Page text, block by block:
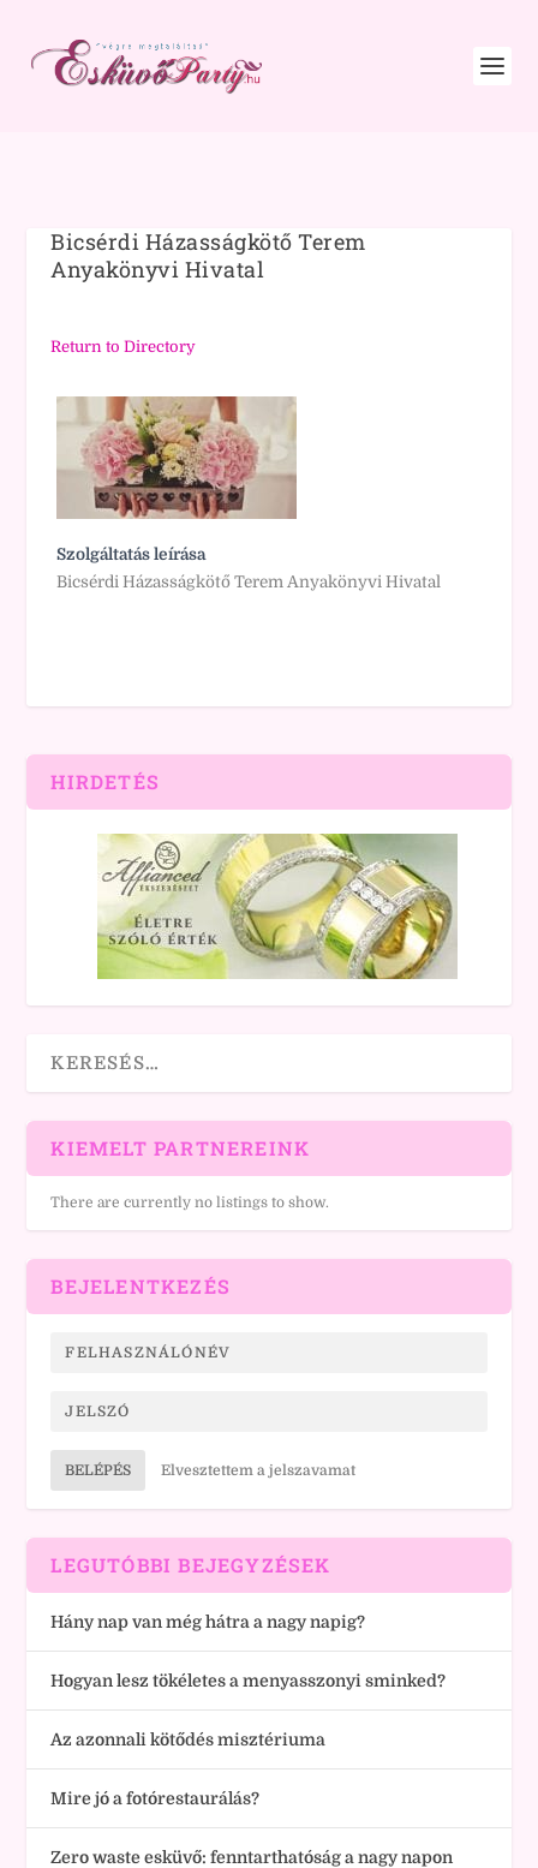
Bicsérdi Házasságkötő Terem
Anyakönyvi Hivatal
Return to Directory
Szolgáltatás leírása
Bicsérdi Házasságkötő Terem Anyakönyvi Hivatal
HIRDETÉS
KIEMELT PARTNEREINK
There are currently no listings to show.
BEJELENTKEZÉS
BELÉPÉS Elvesztettem a jelszavamat
LEGUTÓBBI BEJEGYZÉSEK
Hány nap van még hátra a nagy napig?
Hogyan lesz tökéletes a menyasszonyi sminked?
Az azonnali kötődés misztériuma
Mire jó a fotórestaurálás?
Zero waste esküvő: fenntarthatóság a nagy napon